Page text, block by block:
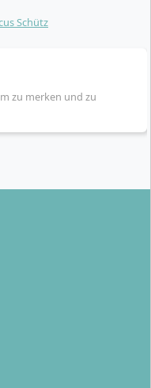
Design,
Basisfächer
Designsysteme,
und
du arbeitest sowohl
Praxis und
interaktive
zu Lehrenden und
Bestandteile.
Schütz
zu merken und zu